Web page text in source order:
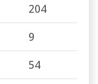
204
9
54